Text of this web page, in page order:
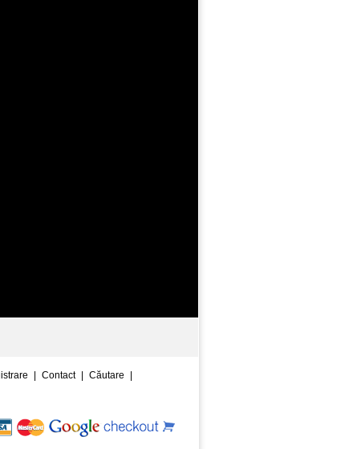
Contact Căutare